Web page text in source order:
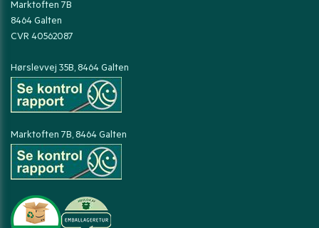
Marktoften 7B
8464 Galten
CVR 40562087
Hørslevvej 35B, 8464 Galten
Marktoften 7B, 8464 Galten